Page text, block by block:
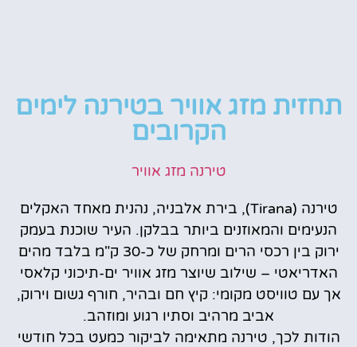
תחזית מזג אוויר בטירנה לימים
הקרובים
טירנה מזג אוויר
טירנה (Tirana), בירת אלבניה, נהנית מאחד האקלים
הנעימים והמאוזנים ביותר בבלקן. העיר שוכנת בעמק
ירוק בין רכסי הרים ומרחק של כ-30 ק"מ בלבד מהים
האדריאטי – שילוב שיוצר מזג אוויר ים-תיכוני קלאסי
אך עם טוויסט מקומי: קיץ חם ובהיר, חורף גשום וירוק,
אביב מרהיב וסתיו רגוע ומוזהב.
הודות לכך, טירנה מתאימה לביקור כמעט בכל חודשי